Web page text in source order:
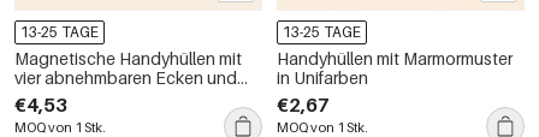
13-25 TAGE
Magnetische Handyhüllen mit
vier abnehmbaren Ecken und
Lanyard
€4,53
MOQ von 1 Stk.
13-25 TAGE
Handyhüllen mit Marmormuster
in Unifarben
€2,67
MOQ von 1 Stk.